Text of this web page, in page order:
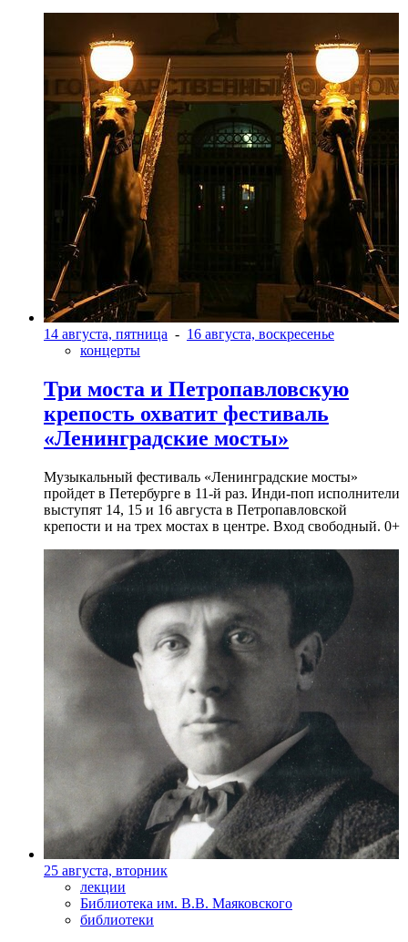
14 августа, пятница - 16 августа, воскресенье
концерты
Три моста и Петропавловскую
крепость охватит фестиваль
«Ленинградские мосты»
Музыкальный фестиваль «Ленинградские мосты»
пройдет в Петербурге в 11-й раз. Инди-поп исполнители
выступят 14, 15 и 16 августа в Петропавловской
крепости и на трех мостах в центре. Вход свободный. 0+
25 августа, вторник
лекции
Библиотека им. В.В. Маяковского
библиотеки